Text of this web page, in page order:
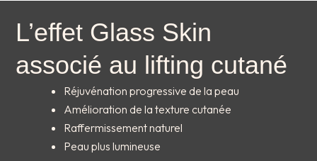
L’effet Glass Skin
associé au lifting cutané
Réjuvénation progressive de la peau
Amélioration de la texture cutanée
Raffermissement naturel
Peau plus lumineuse